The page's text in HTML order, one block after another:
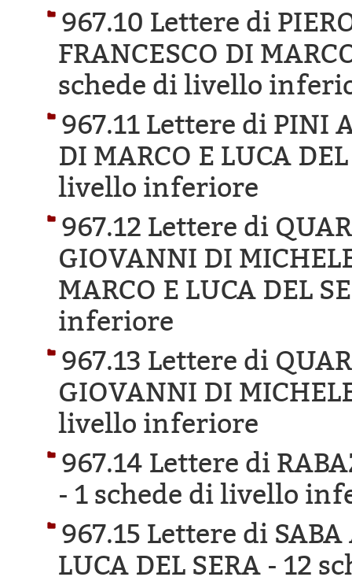
967.10 Lettere di
FRANCESCO DI
schede di livello
967.11 Lettere di PINI
DI MARCO E LUCA
livello inferiore
967.12 Lettere di
GIOVANNI DI
MARCO E LUCA DEL
inferiore
967.13 Lettere di
GIOVANNI DI
livello inferiore
967.14 Lettere di
- 1 schede di livello
967.15 Lettere di
LUCA DEL SERA - 12